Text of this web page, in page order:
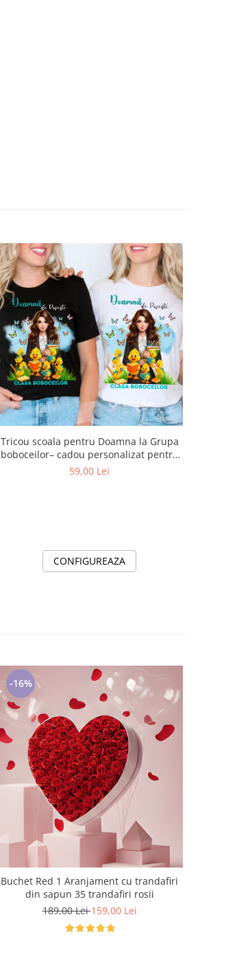
Tricou scoala pentru Doamna la Grupa
boboceilor– cadou personalizat pentru
profesori
59,00 Lei
CONFIGUREAZA
-16%
Buchet Red 1 Aranjament cu trandafiri
din sapun 35 trandafiri rosii
189,00 Lei159,00 Lei